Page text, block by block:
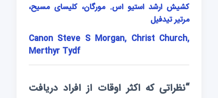
کشیش ارشد استیو اس. مورگان، کلیسای مسیح،
مرتیر تیدفیل
Canon Steve S Morgan, Christ Church,
Merthyr Tydf
“نظراتی که اکثر اوقات از افراد دریافت